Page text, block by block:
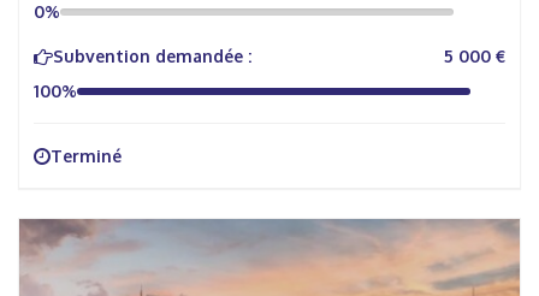
0%
Subvention demandée :
5 000 €
100%
Terminé